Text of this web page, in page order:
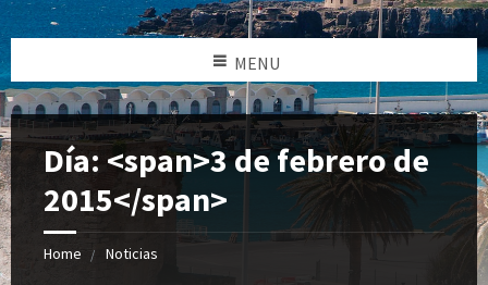
MENU
Día: <span>3 de febrero de
2015</span>
Home Noticias